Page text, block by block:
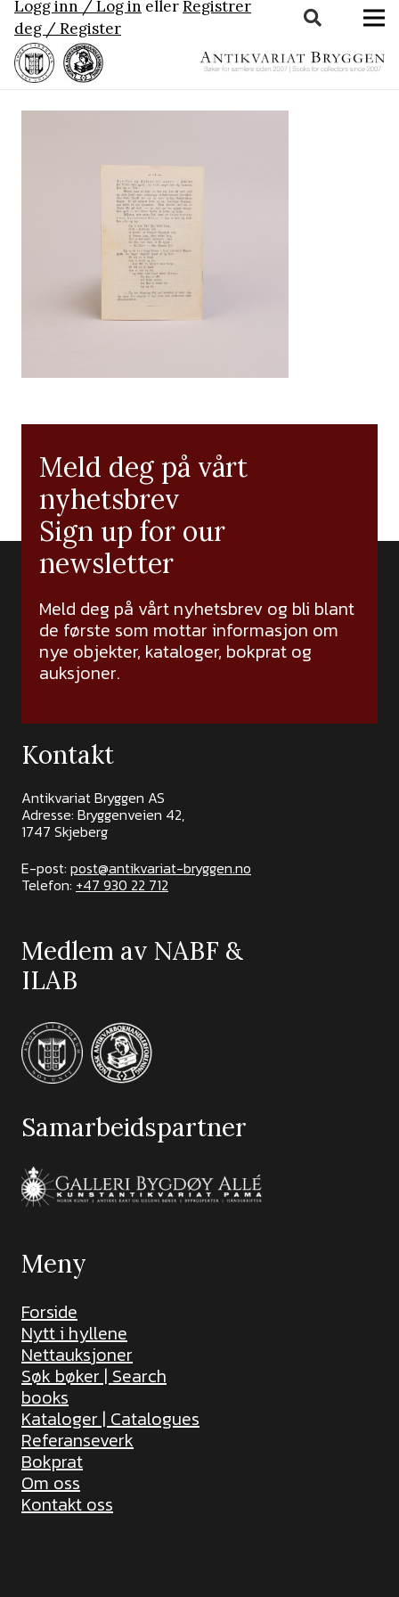
Logg inn / Log in ellerRegistrer
deg / Register
Meld deg på vårt
nyhetsbrev
Sign up for our
newsletter
Meld deg på vårt nyhetsbrev og bli blant
de første som mottar informasjon om
nye objekter, kataloger, bokprat og
auksjoner.
Kontakt
Antikvariat Bryggen AS
Adresse: Bryggenveien 42,
1747 Skjeberg
E-post: post@antikvariat-bryggen.no
Telefon: +47 930 22 712
Medlem av NABF &
ILAB
Samarbeidspartner
Meny
Forside
Nytt i hyllene
Nettauksjoner
Søk bøker | Search
books
Kataloger | Catalogues
Referanseverk
Bokprat
Om oss
Kontakt oss